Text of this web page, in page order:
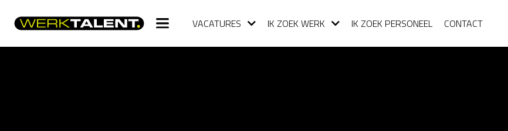
VACATURES IK ZOEK WERK IK ZOEK PERSONEEL CONTACT